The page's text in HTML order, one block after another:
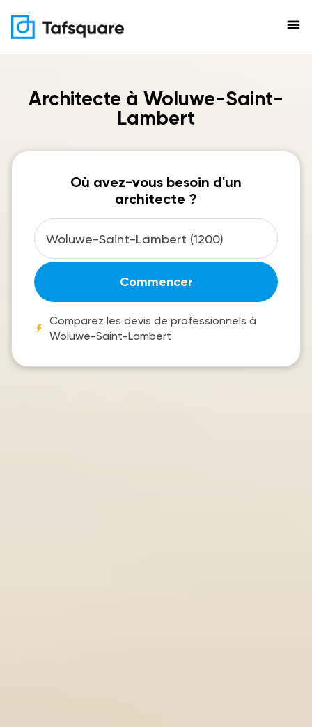
menu
Architecte à Woluwe-Saint-
Lambert
Où avez-vous besoin d'un
architecte ?
Commencer
Comparez les devis de professionnels à
Woluwe-Saint-Lambert